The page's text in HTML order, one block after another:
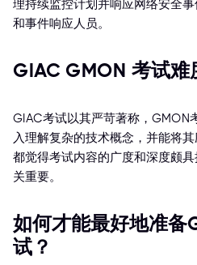
理持续监控计划并响应网络安全
和事件响应人员。
GIAC GMON 考试难
GIAC考试以其严苛著称，GMON
入理解复杂的技术概念，并能将
都觉得考试内容的广度和深度颇
关重要。
如何才能最好地准备
试？